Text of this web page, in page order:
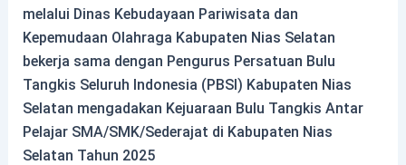
melalui Dinas Kebudayaan Pariwisata dan
Kepemudaan Olahraga Kabupaten Nias Selatan
bekerja sama dengan Pengurus Persatuan Bulu
Tangkis Seluruh Indonesia (PBSI) Kabupaten Nias
Selatan mengadakan Kejuaraan Bulu Tangkis Antar
Pelajar SMA/SMK/Sederajat di Kabupaten Nias
Selatan Tahun 2025